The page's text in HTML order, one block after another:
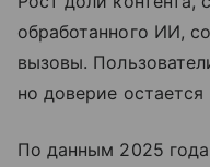
обработанного ИИ,
вызовы.
но доверие
По данным 2025